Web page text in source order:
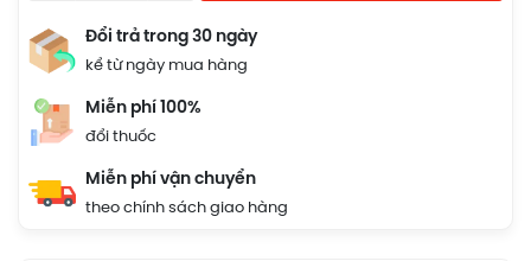
Đổi trả trong 30 ngày
kể từ ngày mua hàng
Miễn phí 100%
đổi thuốc
Miễn phí vận chuyển
theo chính sách giao hàng